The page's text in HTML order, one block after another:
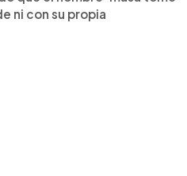
ni con su propia